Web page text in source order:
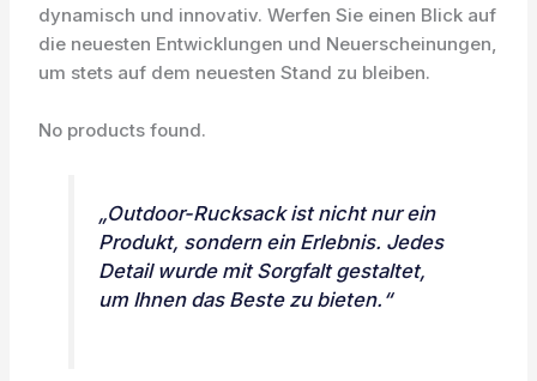
dynamisch und innovativ. Werfen Sie einen Blick auf
die neuesten Entwicklungen und Neuerscheinungen,
um stets auf dem neuesten Stand zu bleiben.
No products found.
„Outdoor-Rucksack ist nicht nur ein
Produkt, sondern ein Erlebnis. Jedes
Detail wurde mit Sorgfalt gestaltet,
um Ihnen das Beste zu bieten.“